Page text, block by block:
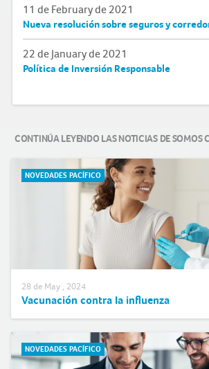
11 de February de 2021
Nueva resolución sobre seguros y
22 de January de 2021
Política de Inversión Responsable
CONTINÚA LEYENDO LAS NOTICIAS DE SOMOS
NOVEDADES PACÍFICO
28 de May , 2024
Vacunación contra la influenza
NOVEDADES PACÍFICO